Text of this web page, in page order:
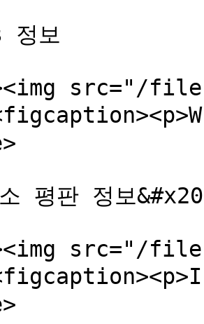
정보
src="/
평판 정보
src="/files/